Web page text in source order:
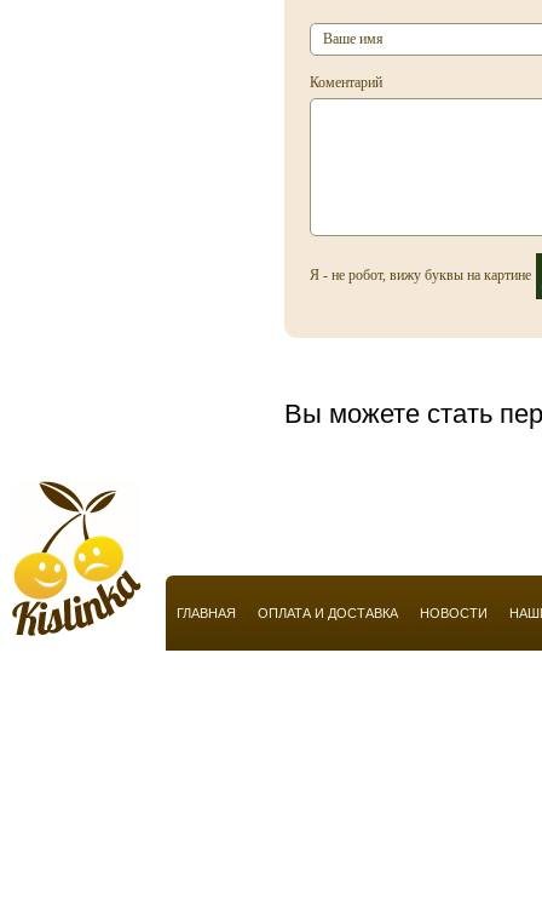
Armaf
Armand Basi
Armani
Atelier Flou
Коментарий
Я - не робот, вижу буквы на картине
Вы можете стать
ГЛАВНАЯ ОПЛАТА И ДОСТАВКА НОВОСТИ